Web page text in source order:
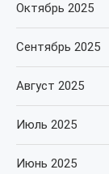
Октябрь 2025
Сентябрь 2025
Август 2025
Июль 2025
Июнь 2025